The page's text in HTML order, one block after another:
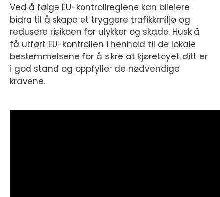
Ved å følge EU-kontrollreglene kan bileiere
bidra til å skape et tryggere trafikkmiljø og
redusere risikoen for ulykker og skade. Husk å
få utført EU-kontrollen i henhold til de lokale
bestemmelsene for å sikre at kjøretøyet ditt er
i god stand og oppfyller de nødvendige
kravene.